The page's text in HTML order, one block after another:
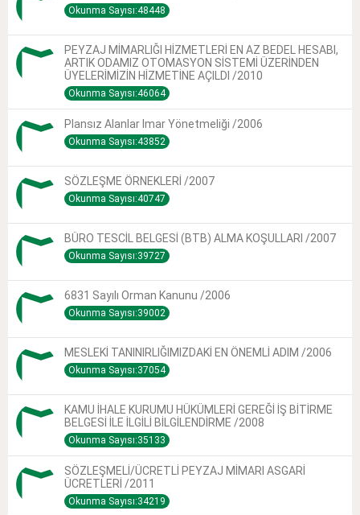
Okunma Sayısı:48448
PEYZAJ MİMARLIĞI HİZMETLERİ EN AZ BEDEL HESABI,
ARTIK ODAMIZ OTOMASYON SİSTEMİ ÜZERİNDEN
ÜYELERİMİZİN HİZMETİNE AÇILDI /2010
Okunma Sayısı:46064
Plansız Alanlar Imar Yönetmeliği /2006
Okunma Sayısı:43852
SÖZLEŞME ÖRNEKLERİ /2007
Okunma Sayısı:40747
BÜRO TESCİL BELGESİ (BTB) ALMA KOŞULLARI /2007
Okunma Sayısı:39727
6831 Sayılı Orman Kanunu /2006
Okunma Sayısı:39002
MESLEKİ TANINIRLIĞIMIZDAKİ EN ÖNEMLİ ADIM /2006
Okunma Sayısı:37054
KAMU İHALE KURUMU HÜKÜMLERİ GEREĞİ İŞ BİTİRME
BELGESİ İLE İLGİLİ BİLGİLENDİRME /2008
Okunma Sayısı:35133
SÖZLEŞMELİ/ÜCRETLİ PEYZAJ MİMARI ASGARİ
ÜCRETLERİ /2011
Okunma Sayısı:34219